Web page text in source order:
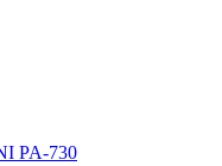
PA-730